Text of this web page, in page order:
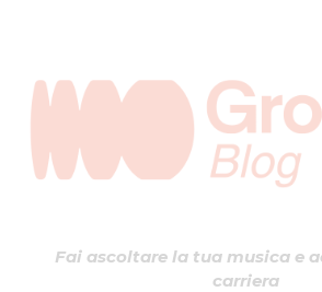
Fai ascoltare la tua musica e
carriera